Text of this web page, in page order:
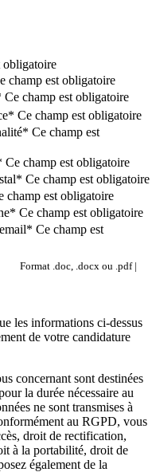
obligatoire
champ est obligatoire
Ce champ est obligatoire
Ce champ est obligatoire
Ce champ est
Ce champ est obligatoire
Ce champ est obligatoire
champ est obligatoire
Ce champ est obligatoire
Ce champ est
Format .doc, .docx ou .pdf |
les informations ci-dessus
de votre candidature
concernant sont destinées
la durée nécessaire au
ne sont transmises à
au RGPD, vous
droit de rectification,
à la portabilité, droit de
également de la